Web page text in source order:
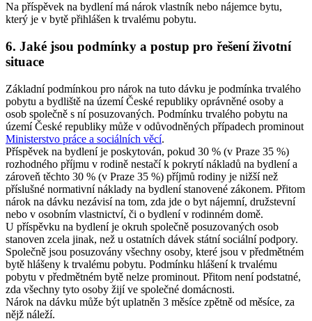
Na příspěvek na bydlení má nárok vlastník nebo nájemce bytu,
který je v bytě přihlášen k trvalému pobytu.
6. Jaké jsou podmínky a postup pro řešení životní
situace
Základní podmínkou pro nárok na tuto dávku je podmínka trvalého
pobytu a bydliště na území České republiky oprávněné osoby a
osob společně s ní posuzovaných. Podmínku trvalého pobytu na
území České republiky může v odůvodněných případech prominout
Ministerstvo práce a sociálních věcí.
Příspěvek na bydlení je poskytován, pokud 30 % (v Praze 35 %)
rozhodného příjmu v rodině nestačí k pokrytí nákladů na bydlení a
zároveň těchto 30 % (v Praze 35 %) příjmů rodiny je nižší než
příslušné normativní náklady na bydlení stanovené zákonem. Přitom
nárok na dávku nezávisí na tom, zda jde o byt nájemní, družstevní
nebo v osobním vlastnictví, či o bydlení v rodinném domě.
U příspěvku na bydlení je okruh společně posuzovaných osob
stanoven zcela jinak, než u ostatních dávek státní sociální podpory.
Společně jsou posuzovány všechny osoby, které jsou v předmětném
bytě hlášeny k trvalému pobytu. Podmínku hlášení k trvalému
pobytu v předmětném bytě nelze prominout. Přitom není podstatné,
zda všechny tyto osoby žijí ve společné domácnosti.
Nárok na dávku může být uplatněn 3 měsíce zpětně od měsíce, za
nějž náleží.